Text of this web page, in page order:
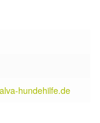
hundehilfe.de